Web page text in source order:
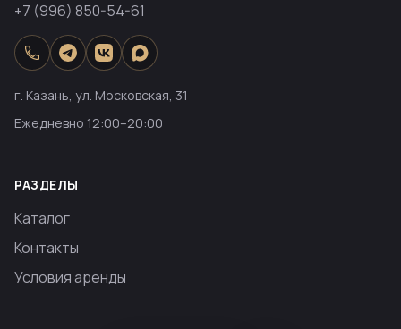
+7 (996) 850-54-61
г. Казань, ул. Московская, 31
Ежедневно 12:00–20:00
РАЗДЕЛЫ
Каталог
Контакты
Условия аренды